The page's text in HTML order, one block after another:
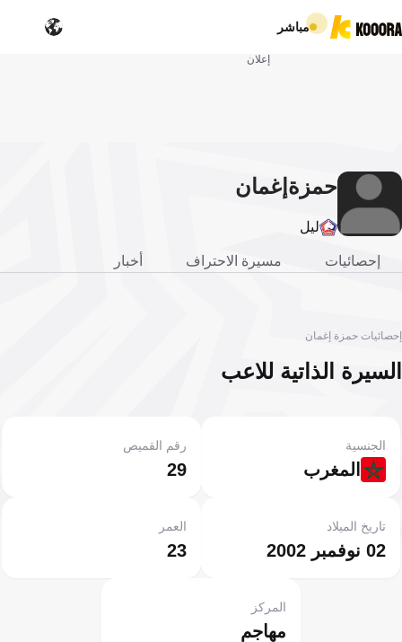
مباشر
إعلان
حمزة إغمان
ليل
إحصائيات مسيرة الاحتراف أخبار
إحصائيات حمزة إغمان
السيرة الذاتية للاعب
المغرب
الجنسية
29
رقم القميص
02 نوفمبر 2002
تاريخ الميلاد
23
العمر
مهاجم
المركز